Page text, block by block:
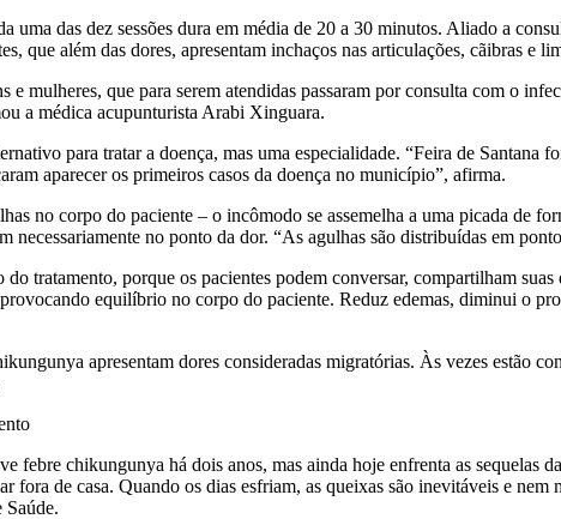
uma das dez sessões dura em média de 20 a 30 minutos. Aliado a
que além das dores, apresentam inchaços nas articulações, cãibras e
e mulheres, que para serem atendidas passaram por consulta com o
a médica acupunturista Arabi Xinguara.
para tratar a doença, mas uma especialidade. “Feira de
aparecer os primeiros casos da doença no município”, afirma.
no corpo do paciente – o incômodo se assemelha a uma picada de
necessariamente no ponto da dor. “As agulhas são distribuídas em
do tratamento, porque os pacientes podem conversar, compartilham
equilíbrio no corpo do paciente. Reduz edemas, diminui o
apresentam dores consideradas migratórias. Às vezes estão
febre chikungunya há dois anos, mas ainda hoje enfrenta as sequelas
fora de casa. Quando os dias esfriam, as queixas são inevitáveis e
Saúde.